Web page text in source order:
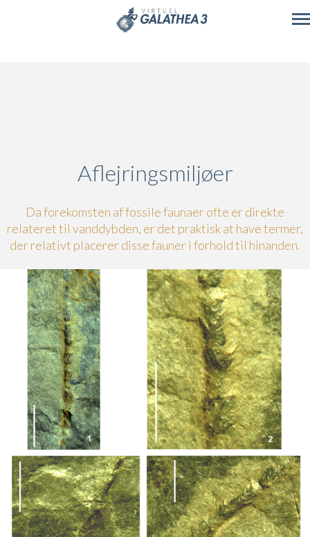
Aflejringsmiljøer
Da forekomsten af fossile faunaer ofte er direkte
relateret til vanddybden, er det praktisk at have termer,
der relativt placerer disse fauner i forhold til hinanden.